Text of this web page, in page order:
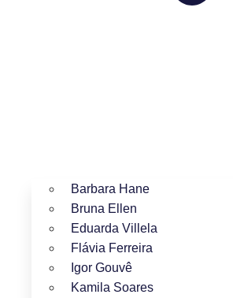
Barbara Hane
Bruna Ellen
Eduarda Villela
Flávia Ferreira
Igor Gouvê
Kamila Soares